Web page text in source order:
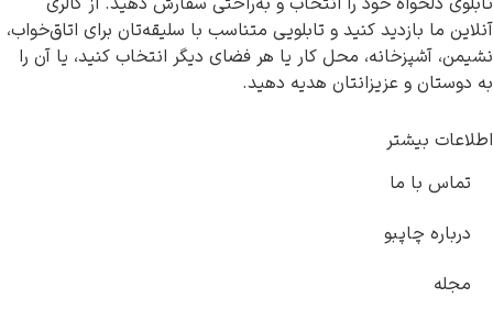
ما بازدید کنید و تابلویی متناسب با سلیقه‌تان برای اتاق‌خواب،
آشپزخانه، محل کار یا هر فضای دیگر انتخاب کنید، یا آن را
و عزیزانتان هدیه دهید.
بیشتر
با ما
چاپبو